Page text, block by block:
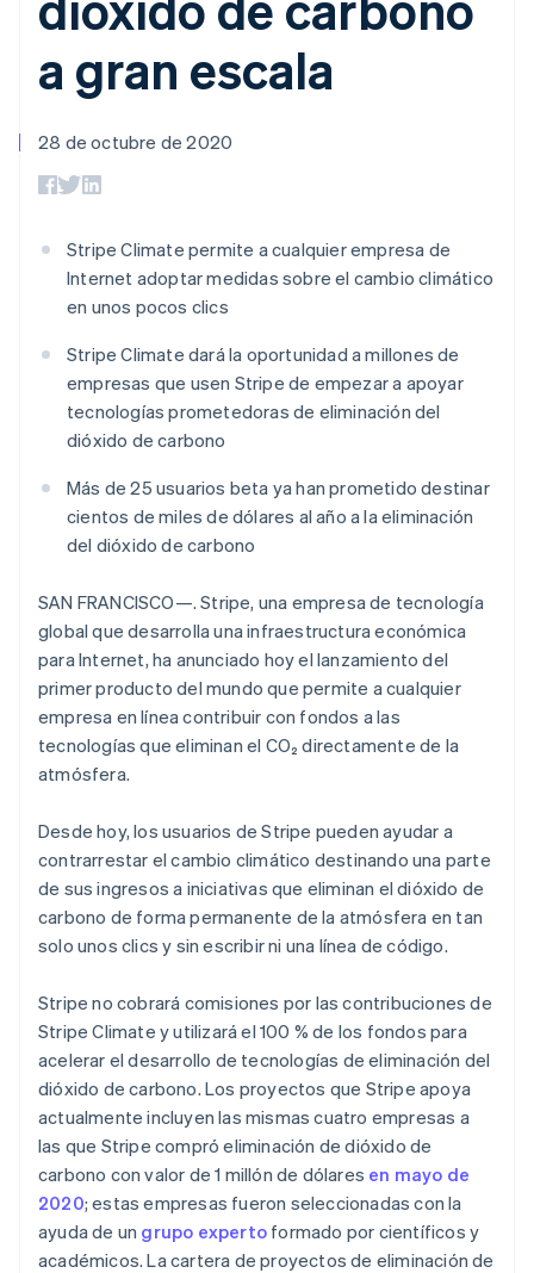
Métodos de
pago
de 125
Terminal
persona
Boost
Link
Proceso de
acelerado
Financial
Datos de ctas.
financieras
vinculadas
Recognition
Automatización
Stripe Sigma
Informes
Data Pipeline
de tarjetas
criptomonedas
Más
Product roadmap
Ver lo que viene
Atlas
Constitución de una startup
Climate
Eliminación de dióxido de carbono
Identity
Verificación de identidad en línea
Sesiones de Stripe 2026
Descubre cómo Stripe construye la infraestructura
Mirar ahora
Gestión del dinero
SaaS
creadores
Juegos
Hostelería, viajes y ocio
Medios de
comunicación y
entretenimiento
Organizaciones sin
fines de lucro
profesionales
Sector público
Minorista
Ecosistema
Socios
Stripe App Marketplace
Gestionar
Ofrecer cobro por
consumo
monedas estables
Recursos
aplicaciones
Ejemplos de código
desarrolladores
Estado de la API
Empresa
producto
Empleos
Contacto
Contacta con ventas
a gran escala
28 de octubre de 2020
Stripe Climate permite a cualquier empresa de
Internet adoptar medidas sobre el cambio climático
en unos pocos clics
Stripe Climate dará la oportunidad a millones de
empresas que usen Stripe de empezar a apoyar
tecnologías prometedoras de eliminación del
dióxido de carbono
Más de 25 usuarios beta ya han prometido destinar
cientos de miles de dólares al año a la eliminación
del dióxido de carbono
SAN FRANCISCO—. Stripe, una empresa de tecnología
global que desarrolla una infraestructura económica
para Internet, ha anunciado hoy el lanzamiento del
primer producto del mundo que permite a cualquier
empresa en línea contribuir con fondos a las
tecnologías que eliminan el CO₂ directamente de la
atmósfera.
Desde hoy, los usuarios de Stripe pueden ayudar a
contrarrestar el cambio climático destinando una parte
de sus ingresos a iniciativas que eliminan el dióxido de
carbono de forma permanente de la atmósfera en tan
solo unos clics y sin escribir ni una línea de código.
Stripe no cobrará comisiones por las contribuciones de
Stripe Climate y utilizará el 100 % de los fondos para
acelerar el desarrollo de tecnologías de eliminación del
dióxido de carbono. Los proyectos que Stripe apoya
actualmente incluyen las mismas cuatro empresas a
las que Stripe compró eliminación de dióxido de
carbono con valor de 1 millón de dólares en mayo de
2020; estas empresas fueron seleccionadas con la
ayuda de un grupo experto formado por científicos y
académicos. La cartera de proyectos de eliminación de